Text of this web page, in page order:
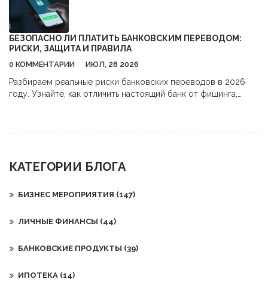
БЕЗОПАСНО ЛИ ПЛАТИТЬ БАНКОВСКИМ ПЕРЕВОДОМ:
РИСКИ, ЗАЩИТА И ПРАВИЛА
0 КОММЕНТАРИИ ИЮЛ, 28 2026
Разбираем реальные риски банковских переводов в 2026
году. Узнайте, как отличить настоящий банк от фишинга,
КАТЕГОРИИ БЛОГА
БИЗНЕС МЕРОПРИЯТИЯ (147)
ЛИЧНЫЕ ФИНАНСЫ (44)
БАНКОВСКИЕ ПРОДУКТЫ (39)
ИПОТЕКА (14)